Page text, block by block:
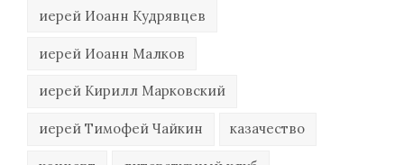
иерей Иоанн Кудрявцев
иерей Иоанн Малков
иерей Кирилл Марковский
иерей Тимофей Чайкин казачество